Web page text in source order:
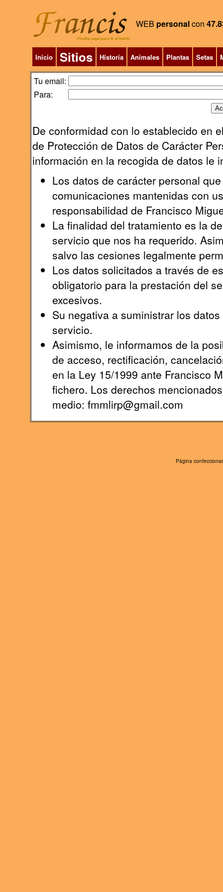
WEB personalcon
Inicio Sitios Historia Animales Plantas Setas
Tu email:
Para:
De conformidad con lo establecido en
de Protección de Datos de Carácter
información en la recogida de datos le
Los datos de carácter personal
comunicaciones mantenidas con
responsabilidad de Francisco
La finalidad del tratamiento es la
servicio que nos ha requerido.
salvo las cesiones legalmente
Los datos solicitados a través de
obligatorio para la prestación del
excesivos.
Su negativa a suministrar los
servicio.
Asimismo, le informamos de la
de acceso, rectificación,
en la Ley 15/1999 ante Francisco
fichero. Los derechos
medio: fmmlirp@gmail.com
Página